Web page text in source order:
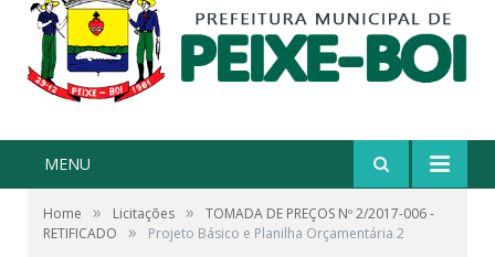
MENU
Home » Licitações »
TOMADA DE PREÇOS Nº 2/2017-006 -
RETIFICADO
» Projeto Básico e Planilha Orçamentária 2